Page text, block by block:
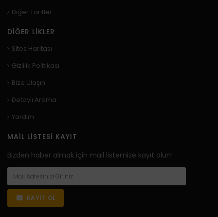
Diğer Tarifler
DIĞER LIKLER
Sites Haritası
Gizlilik Politikası
Bize Ulaşın
Detaylı Arama
Yardım
MAIL LISTESI KAYIT
Bizden haber almak için mail listemize kayıt olun!
KAYIT OL